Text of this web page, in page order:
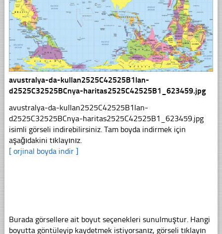
avustralya-da-kullan2525C42525B1lan-
d2525C32525BCnya-haritas2525C42525B1_623459.jpg
avustralya-da-kullan2525C42525B1lan-
d2525C32525BCnya-haritas2525C42525B1_623459.jpg
isimli görseli indirebilirsiniz. Tam boyda indirmek için
aşağıdakini tıklayınız.
[ orjinal boyda indir ]
Burada görsellere ait boyut seçenekleri sunulmuştur. Hangi
boyutta göntüleyip kaydetmek istiyorsanız, görseli tıklayın